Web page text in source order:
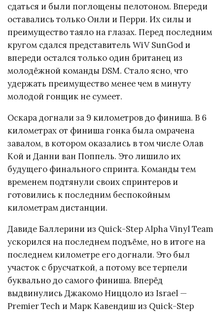
сдаться и были поглощены пелотоном. Впереди
оставались только Онли и Перри. Их силы и
преимущество таяло на глазах. Перед последним
кругом сдался представитель WiV SunGod и
впереди остался только один британец из
молодёжной команды DSM. Стало ясно, что
удержать преимущество менее чем в минуту
молодой гонщик не сумеет.
Оскара догнали за 9 километров до финиша. В 6
километрах от финиша гонка была омрачена
завалом, в котором оказались в том числе Олав
Кой и Данни ван Поппель. Это лишило их
будущего финального спринта. Команды тем
временем подтянули своих спринтеров и
готовились к последним беспокойным
километрам дистанции.
Давиде Баллерини из Quick-Step Alpha Vinyl Team
ускорился на последнем подъёме, но в итоге на
последнем километре его догнали. Это был
участок с брусчаткой, а потому все терпели
буквально до самого финиша. Вперёд
выдвинулись Джакомо Ниццоло из Israel —
Premier Tech и Марк Кавендиш из Quick-Step